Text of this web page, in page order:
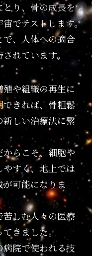
り、骨の成長を
でテストします。
で、人体への適合
れています。
や組織の再生に
きれば、骨粗鬆
しい治療法に繋
らこそ、細胞や
すく、地上では
可能になりま
しむ人々の医療
きました。
院で使われる技